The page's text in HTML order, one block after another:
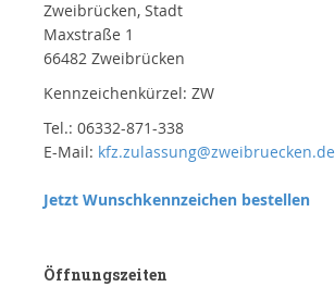
Zweibrücken, Stadt
Maxstraße 1
66482 Zweibrücken
Kennzeichenkürzel: ZW
Tel.: 06332-871-338
E-Mail: kfz.zulassung@zweibruecken.de
Jetzt Wunschkennzeichen bestellen
Öffnungszeiten